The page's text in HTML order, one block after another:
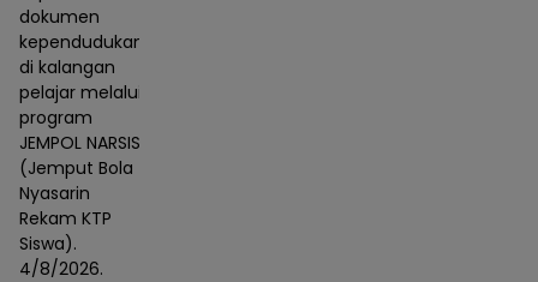
dokumen
kependudukan
di kalangan
pelajar melalui
program
JEMPOL NARSIS
(Jemput Bola
Nyasarin
Rekam KTP
Siswa).
4/8/2026.